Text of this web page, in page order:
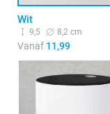
Wit
9,5 8,2 cm
Vanaf 11,99